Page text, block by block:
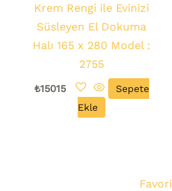
Krem Rengi ile Evinizi
Süsleyen El Dokuma
Halı 165 x 280 Model :
2755
₺15015
Sepete
Ekle
Favori